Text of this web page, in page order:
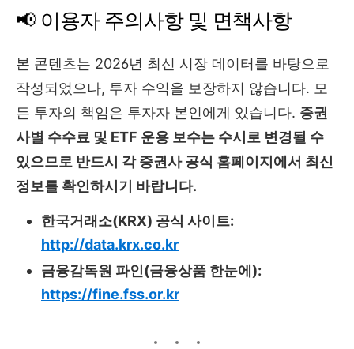
📢 이용자 주의사항 및 면책사항
본 콘텐츠는 2026년 최신 시장 데이터를 바탕으로
작성되었으나, 투자 수익을 보장하지 않습니다. 모
든 투자의 책임은 투자자 본인에게 있습니다. 증권
사별 수수료 및 ETF 운용 보수는 수시로 변경될 수
있으므로 반드시 각 증권사 공식 홈페이지에서 최신
정보를 확인하시기 바랍니다.
한국거래소(KRX) 공식 사이트:
http://data.krx.co.kr
금융감독원 파인(금융상품 한눈에):
https://fine.fss.or.kr